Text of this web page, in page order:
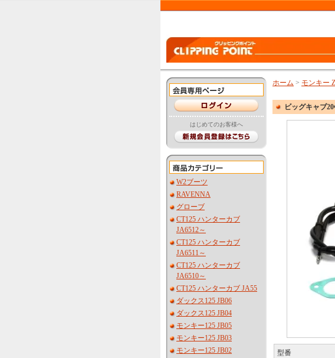
はじめてのお客様へ
W2ブーツ
RAVENNA
グローブ
CT125 ハンターカブ
JA6512～
CT125 ハンターカブ
JA6511～
CT125 ハンターカブ
JA6510～
CT125 ハンターカブ JA55
ダックス125 JB06
ダックス125 JB04
モンキー125 JB05
モンキー125 JB03
モンキー125 JB02
ホーム > モンキー
ビッグキャブ
型番